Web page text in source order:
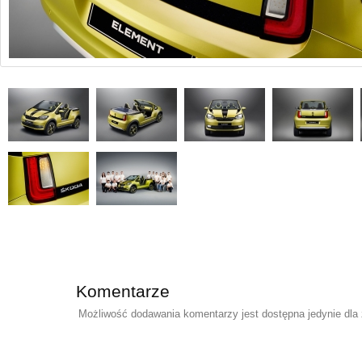
Komentarze
Możliwość dodawania komentarzy jest dostępna jedynie